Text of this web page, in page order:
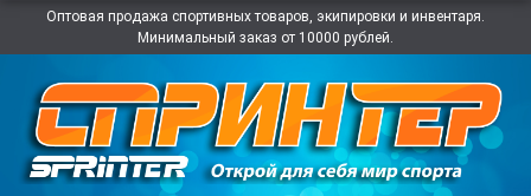
Оптовая продажа спортивных товаров, экипировки и инвентаря.
Минимальный заказ от 10000 рублей.